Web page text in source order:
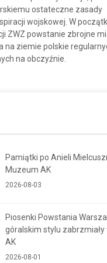
ostateczne zasady
wojskowej. W
ZWZ powstanie zbrojne
na ziemie polskie
na obczyźnie.
Pamiątki po Anieli
Muzeum AK
2026-08-03
Piosenki Powstania
góralskim stylu
AK
2026-08-01